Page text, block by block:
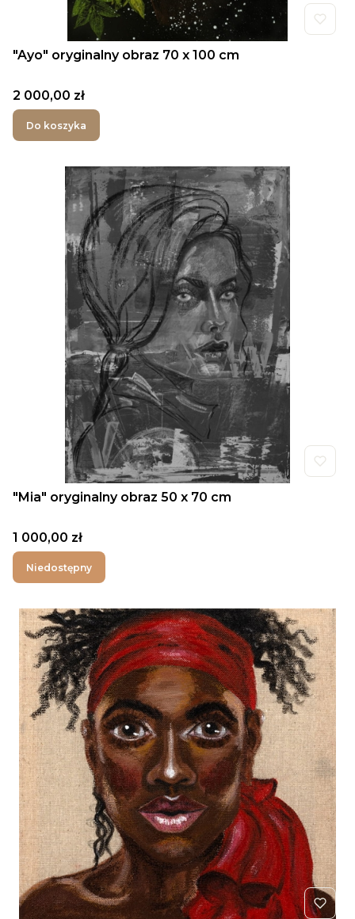
"Ayo" oryginalny obraz 70 x 100 cm
Cena
2 000,00 zł
Do koszyka
"Mia" oryginalny obraz 50 x 70 cm
Cena
1 000,00 zł
Niedostępny